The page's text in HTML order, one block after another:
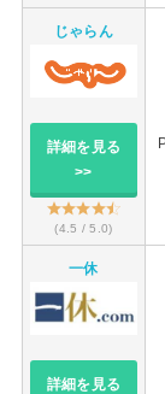
じゃらん
詳細を見る
>>
(4.5 / 5.0)
一休
詳細を見る